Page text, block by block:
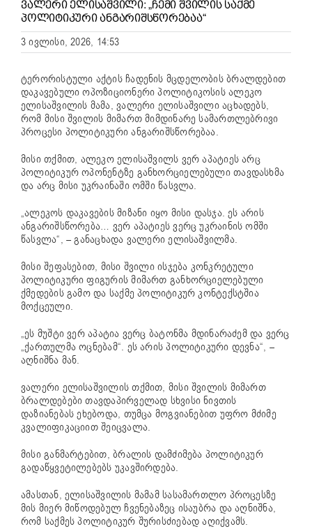
ᲕᲐᲚᲔᲠᲘ ᲔᲚᲘᲡᲐᲨᲕᲘᲚᲘ: „ᲩᲔᲛᲘ ᲨᲕᲘᲚᲘᲡ ᲡᲐᲥᲛᲔ
ᲞᲝᲚᲘᲢᲘᲙᲣᲠᲘ ᲐᲜᲒᲐᲠᲘᲨᲡᲬᲝᲠᲔᲑᲐᲐ“
3 ივლისი, 2026, 14:53
ტერორისტული აქტის ჩადენის მცდელობის ბრალდებით
დაკავებული ოპოზიციონერი პოლიტიკოსის ალეკო
ელისაშვილის მამა, ვალერი ელისაშვილი აცხადებს,
რომ მისი შვილის მიმართ მიმდინარე სამართლებრივი
პროცესი პოლიტიკური ანგარიშსწორებაა.
მისი თქმით, ალეკო ელისაშვილს ვერ აპატიეს არც
პოლიტიკურ ოპონენტზე განხორციელებული თავდასხმა
და არც მისი უკრაინაში ომში წასვლა.
„ალეკოს დაკავების მიზანი იყო მისი დასჯა. ეს არის
ანგარიშსწორება… ვერ აპატიეს ვერც უკრაინის ომში
წასვლა“, – განაცხადა ვალერი ელისაშვილმა.
მისი შეფასებით, მისი შვილი ისჯება კონკრეტული
პოლიტიკური ფიგურის მიმართ განხორციელებული
ქმედების გამო და საქმე პოლიტიკურ კონტექსტშია
მოქცეული.
„ეს მუშტი ვერ აპატია ვერც ბატონმა მდინარაძემ და ვერც
„ქართულმა ოცნებამ“. ეს არის პოლიტიკური დევნა“, –
აღნიშნა მან.
ვალერი ელისაშვილის თქმით, მისი შვილის მიმართ
ბრალდებები თავდაპირველად სხვისი ნივთის
დაზიანებას ეხებოდა, თუმცა მოგვიანებით უფრო მძიმე
კვალიფიკაციით შეიცვალა.
მისი განმარტებით, ბრალის დამძიმება პოლიტიკურ
გადაწყვეტილებებს უკავშირდება.
ამასთან, ელისაშვილის მამამ სასამართლო პროცესზე
მის მიერ მიწოდებულ ჩვენებაზეც ისაუბრა და აღნიშნა,
რომ საქმეს პოლიტიკურ შურისძიებად აღიქვამს.